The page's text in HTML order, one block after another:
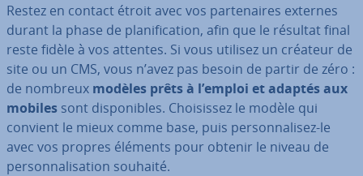
Restez en contact étroit avec vos par­te­naires externes
durant la phase de pla­ni­fi­ca­tion, afin que le résultat final
reste fidèle à vos attentes. Si vous utilisez un créateur de
site ou un CMS, vous n’avez pas besoin de partir de zéro :
de nombreux modèles prêts à l’emploi et adaptés aux
mobiles sont dis­po­nibles. Choi­sis­sez le modèle qui
convient le mieux comme base, puis per­son­na­li­sez-le
avec vos propres éléments pour obtenir le niveau de
per­son­na­li­sa­tion souhaité.